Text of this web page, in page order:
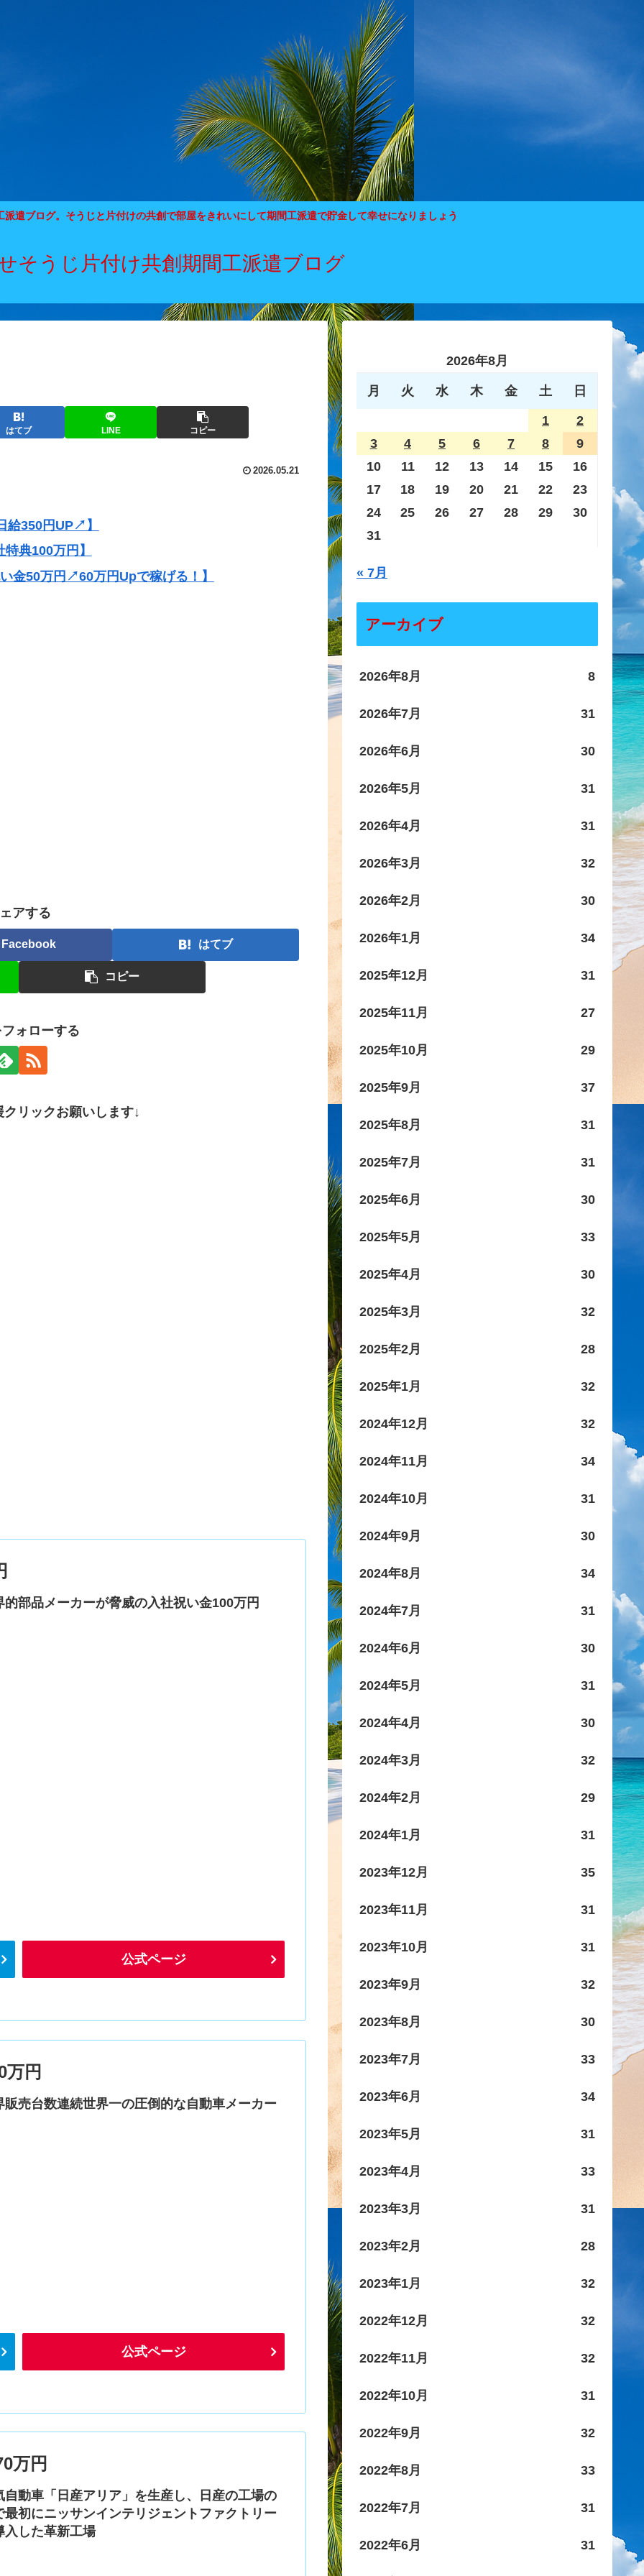
遣ブログ。そうじと片付けの共創で部屋をきれいにして期間工派遣で貯金して幸せになりましょう
そうじ片付け共創期間工派遣ブログ
はてブ LINE コピー
2026.05.21
給350円UP↗】
典100万円】
金50万円↗60万円Upで稼げる！】
アする
Facebook はてブ
コピー
ォローする
リックお願いします↓
的部品メーカーが脅威の入社祝い金100万円
公式ページ
万円
販売台数連続世界一の圧倒的な自動車メーカー
公式ページ
万円
自動車「日産アリア」を生産し、日産の工場の
最初にニッサンインテリジェントファクトリー
入した革新工場
2026年8月
月 火 水 木 金 土 日
1
2
3
4 5 6 7 8
9
10
11 12 13 14 15
16
17
18 19 20 21 22
23
24
25 26 27 28 29
30
31
« 7月
アーカイブ
2026年8月 8
2026年7月 31
2026年6月 30
2026年5月 31
2026年4月 31
2026年3月 32
2026年2月 30
2026年1月 34
2025年12月 31
2025年11月 27
2025年10月 29
2025年9月 37
2025年8月 31
2025年7月 31
2025年6月 30
2025年5月 33
2025年4月 30
2025年3月 32
2025年2月 28
2025年1月 32
2024年12月 32
2024年11月 34
2024年10月 31
2024年9月 30
2024年8月 34
2024年7月 31
2024年6月 30
2024年5月 31
2024年4月 30
2024年3月 32
2024年2月 29
2024年1月 31
2023年12月 35
2023年11月 31
2023年10月 31
2023年9月 32
2023年8月 30
2023年7月 33
2023年6月 34
2023年5月 31
2023年4月 33
2023年3月 31
2023年2月 28
2023年1月 32
2022年12月 32
2022年11月 32
2022年10月 31
2022年9月 32
2022年8月 33
2022年7月 31
2022年6月 31